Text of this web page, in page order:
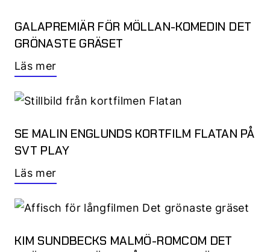
GALAPREMIÄR FÖR MÖLLAN-KOMEDIN DET
GRÖNASTE GRÄSET
Läs mer
SE MALIN ENGLUNDS KORTFILM FLATAN PÅ
SVT PLAY
Läs mer
KIM SUNDBECKS MALMÖ-ROMCOM DET